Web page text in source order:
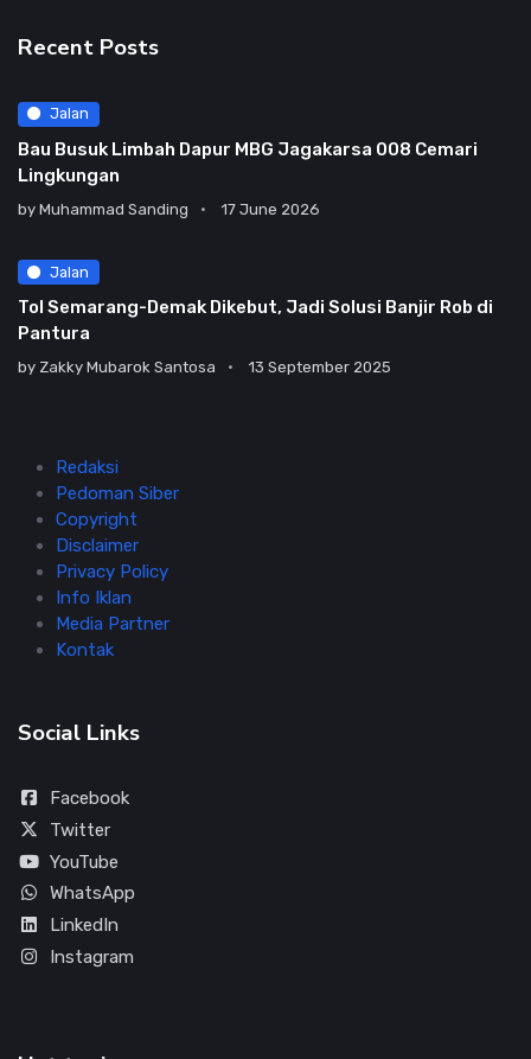
Recent Posts
Jalan
Bau Busuk Limbah Dapur MBG Jagakarsa 008 Cemari
Lingkungan
by Muhammad Sanding 17 June 2026
Jalan
Tol Semarang-Demak Dikebut, Jadi Solusi Banjir Rob di
Pantura
by Zakky Mubarok Santosa 13 September 2025
Redaksi
Pedoman Siber
Copyright
Disclaimer
Privacy Policy
Info Iklan
Media Partner
Kontak
Social Links
Facebook
Twitter
YouTube
WhatsApp
LinkedIn
Instagram